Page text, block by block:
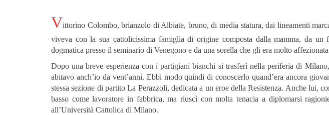
Vittorino Colombo, brianzolo di Albiate, bruno, di media statura, dai lineamenti
viveva con la sua cattolicissima famiglia di origine composta dalla mamma, da un
dogmatica presso il seminario di Venegono e da una sorella che gli era molto
Dopo una breve esperienza con i partigiani bianchi si trasferì nella periferia di
abitavo anch’io da vent’anni. Ebbi modo quindi di conoscerlo quand’era ancora
stessa sezione di partito La Perazzoli, dedicata a un eroe della Resistenza. Anche lui,
basso come lavoratore in fabbrica, ma riuscì con molta tenacia a diplomarsi
all’Università Cattolica di Milano.